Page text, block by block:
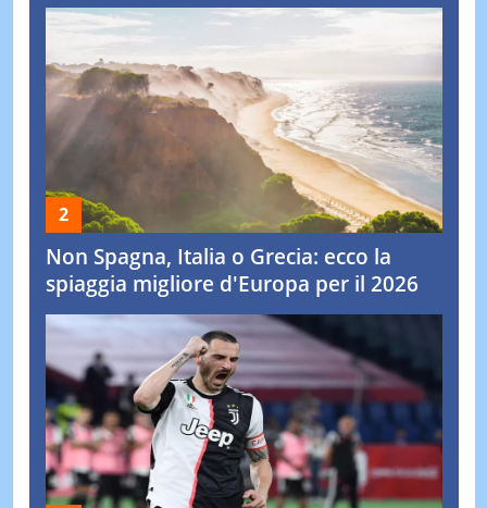
Non Spagna, Italia o Grecia: ecco la
spiaggia migliore d'Europa per il 2026